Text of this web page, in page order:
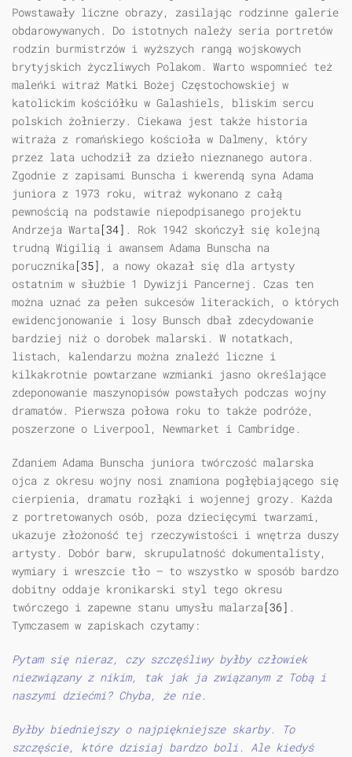
Powstawały liczne obrazy, zasilając rodzinne galerie
obdarowywanych. Do istotnych należy seria portretów
rodzin burmistrzów i wyższych rangą wojskowych
brytyjskich życzliwych Polakom. Warto wspomnieć też
maleńki witraż Matki Bożej Częstochowskiej w
katolickim kościółku w Galashiels, bliskim sercu
polskich żołnierzy. Ciekawa jest także historia
witraża z romańskiego kościoła w Dalmeny, który
przez lata uchodził za dzieło nieznanego autora.
Zgodnie z zapisami Bunscha i kwerendą syna Adama
juniora z 1973 roku, witraż wykonano z całą
pewnością na podstawie niepodpisanego projektu
Andrzeja Warta[34] . Rok 1942 skończył się kolejną
trudną Wigilią i awansem Adama Bunscha na
porucznika[35] , a nowy okazał się dla artysty
ostatnim w służbie 1 Dywizji Pancernej. Czas ten
można uznać za pełen sukcesów literackich, o których
ewidencjonowanie i losy Bunsch dbał zdecydowanie
bardziej niż o dorobek malarski. W notatkach,
listach, kalendarzu można znaleźć liczne i
kilkakrotnie powtarzane wzmianki jasno określające
zdeponowanie maszynopisów powstałych podczas wojny
dramatów. Pierwsza połowa roku to także podróże,
poszerzone o Liverpool, Newmarket i Cambridge.
Zdaniem Adama Bunscha juniora twórczość malarska
ojca z okresu wojny nosi znamiona pogłębiającego się
cierpienia, dramatu rozłąki i wojennej grozy. Każda
z portretowanych osób, poza dziecięcymi twarzami,
ukazuje złożoność tej rzeczywistości i wnętrza duszy
artysty. Dobór barw, skrupulatność dokumentalisty,
wymiary i wreszcie tło — to wszystko w sposób bardzo
dobitny oddaje kronikarski styl tego okresu
twórczego i zapewne stanu umysłu malarza[36] .
Tymczasem w zapiskach czytamy:
Pytam się nieraz, czy szczęśliwy byłby człowiek
niezwiązany z nikim, tak jak ja związanym z Tobą i
naszymi dziećmi? Chyba, że nie.
Byłby biedniejszy o najpiękniejsze skarby. To
szczęście, które dzisiaj bardzo boli. Ale kiedyś